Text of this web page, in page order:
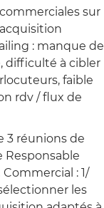
sur
: manque de
difficulté à cibler
faible
rdv / flux de
3 réunions de
Responsable
: 1/
les